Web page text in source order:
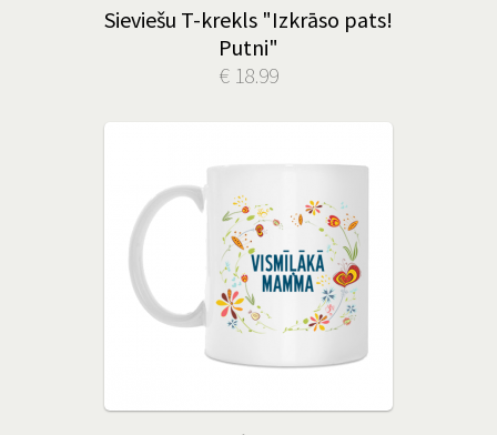
Sieviešu T-krekls "Izkrāso pats!
Putni"
€ 18.99